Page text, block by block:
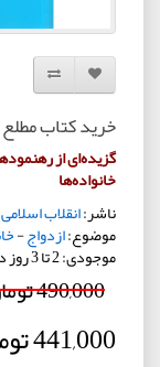
افزودن به لیست
مقایسه
خرید کتاب
گزیده‌ای از
خانواده‌ها
ناشر:انقلاب اسلامی
موضوع:ازدواج-
موجودی: 2 تا 3 روز دیگر
490,000 تومان
441,000 تومان